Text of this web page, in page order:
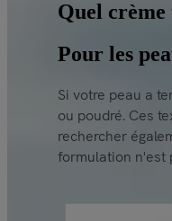
Quel crème
Pour les
Si votre peau a
ou poudré. Ces
rechercher
formulation n'est